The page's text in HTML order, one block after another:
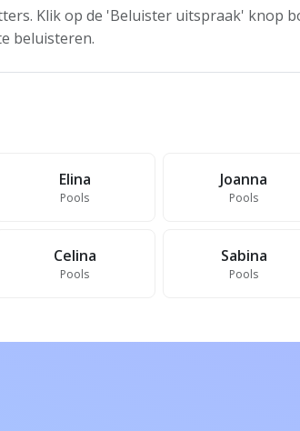
Klik op de 'Beluister uitspraak' knop
beluisteren.
Elina
Pools
Joanna
Pools
Celina
Pools
Sabina
Pools